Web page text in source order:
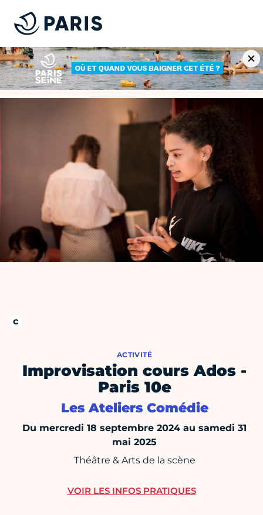
ACTIVITÉ
Improvisation cours Ados -
Paris 10e
Les Ateliers Comédie
Du mercredi 18 septembre 2024 au samedi 31
mai 2025
Théâtre & Arts de la scène
VOIR LES INFOS PRATIQUES